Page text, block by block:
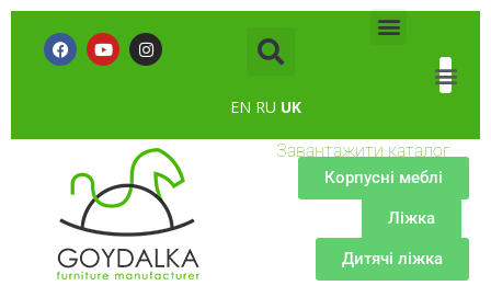
EN RU UK
Завантажити каталог
Корпусні меблі
Ліжка
Дитячі ліжка